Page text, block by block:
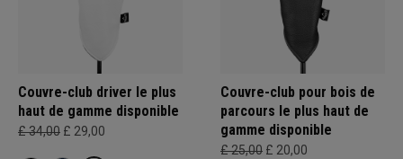
Couvre-club driver le plus
haut de gamme disponible
£ 34,00 £ 29,00
Couvre-club pour bois de
parcours le plus haut de
gamme disponible
£ 25,00 £ 20,00